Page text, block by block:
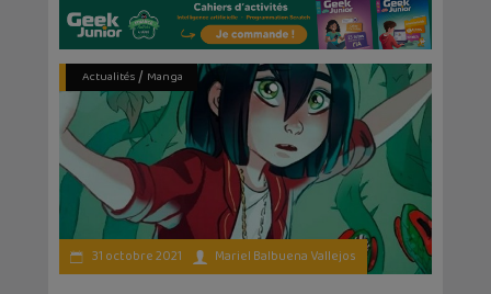
Actualités/ Manga
31 octobre 2021 Mariel Balbuena Vallejos